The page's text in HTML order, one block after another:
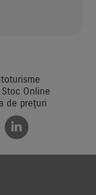
Stoc Online
de prețuri